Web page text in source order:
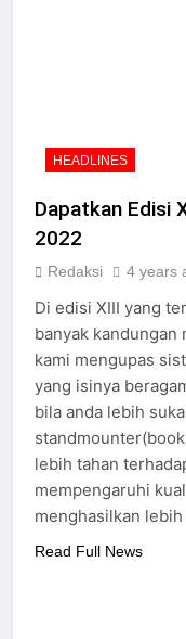
HEADLINES
Dapatkan Edisi
2022
Redaksi 4 years
Di edisi XIII yang
banyak kandungan
kami mengupas
yang isinya
bila anda lebih
lebih tahan
mempengaruhi
menghasilkan
Read Full News